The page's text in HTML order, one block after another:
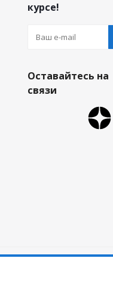
курсе!
Оставайтесь на
связи